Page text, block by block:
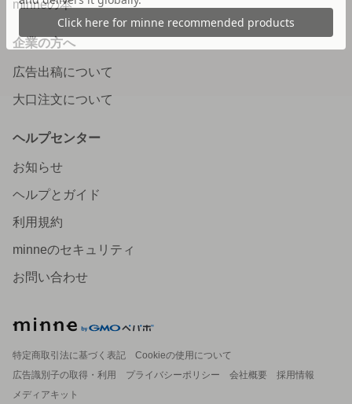
minneの本
企業の方へ
広告出稿について
大口注文について
ヘルプセンター
お知らせ
ヘルプとガイド
利用規約
minneのセキュリティ
お問い合わせ
特定商取引法に基づく表記
Cookieの使用について
広告識別子の取得・利用
プライバシーポリシー 会社概要
採用情報
メディアキット